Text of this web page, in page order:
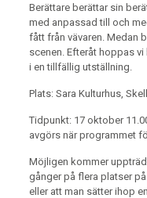
Berättare berättar sin
med anpassad till och
fått från vävaren. Medan
scenen. Efteråt hoppas
i en tillfällig utställning.
Plats: Sara Kulturhus,
Tidpunkt: 17 oktober
avgörs när programmet
Möjligen kommer
gånger på flera platser
eller att man sätter ihop